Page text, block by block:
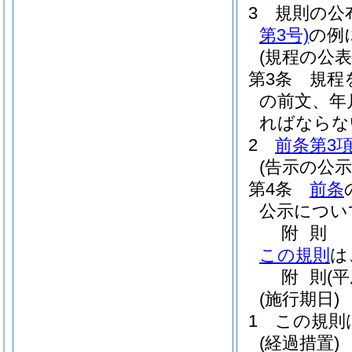
3
規則の公
第3号)の例
(規程の公
第3条
規程
の前文、
ればなら
2
前条第3
(告示の公
第4条
前条
公示につ
附 則
この規則 は
附 則 (
(施行期日)
1
この規則
(経過措置)